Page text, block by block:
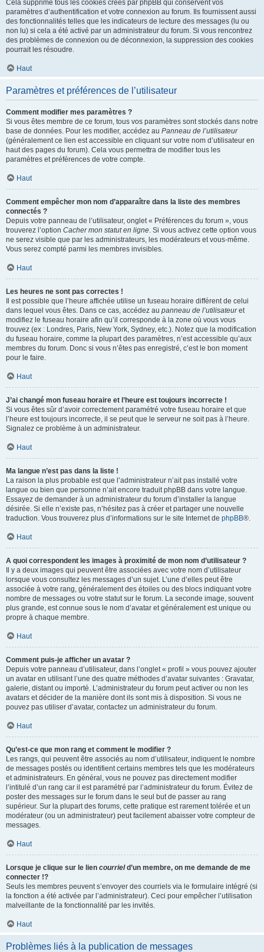
Cela supprime tous les cookies créés par phpBB qui conservent vos
paramètres d’authentification et votre connexion au forum. Ils fournissent aussi
des fonctionnalités telles que les indicateurs de lecture des messages (lu ou
non lu) si cela a été activé par un administrateur du forum. Si vous rencontrez
des problèmes de connexion ou de déconnexion, la suppression des cookies
pourrait les résoudre.
Haut
Paramètres et préférences de l’utilisateur
Comment modifier mes paramètres ?
Si vous êtes membre de ce forum, tous vos paramètres sont stockés dans notre
base de données. Pour les modifier, accédez au Panneau de l’utilisateur
(généralement ce lien est accessible en cliquant sur votre nom d’utilisateur en
haut des pages du forum). Cela vous permettra de modifier tous les
paramètres et préférences de votre compte.
Haut
Comment empêcher mon nom d’apparaître dans la liste des membres
connectés ?
Depuis votre panneau de l’utilisateur, onglet « Préférences du forum », vous
trouverez l’option Cacher mon statut en ligne. Si vous activez cette option vous
ne serez visible que par les administrateurs, les modérateurs et vous-même.
Vous serez compté parmi les membres invisibles.
Haut
Les heures ne sont pas correctes !
Il est possible que l’heure affichée utilise un fuseau horaire différent de celui
dans lequel vous êtes. Dans ce cas, accédez au panneau de l’utilisateuret
modifiez le fuseau horaire afin qu’il corresponde à la zone où vous vous
trouvez (ex : Londres, Paris, New York, Sydney, etc.). Notez que la modification
du fuseau horaire, comme la plupart des paramètres, n’est accessible qu’aux
membres du forum. Donc si vous n’êtes pas enregistré, c’est le bon moment
pour le faire.
Haut
J’ai changé mon fuseau horaire et l’heure est toujours incorrecte !
Si vous êtes sûr d’avoir correctement paramétré votre fuseau horaire et que
l’heure est toujours incorrecte, il se peut que le serveur ne soit pas à l’heure.
Signalez ce problème à un administrateur.
Haut
Ma langue n’est pas dans la liste !
La raison la plus probable est que l’administrateur n’ait pas installé votre
langue ou bien que personne n’ait encore traduit phpBB dans votre langue.
Essayez de demander à un administrateur du forum d’installer la langue
désirée. Si elle n’existe pas, n’hésitez pas à créer et partager une nouvelle
traduction. Vous trouverez plus d’informations sur le site Internet de phpBB®.
Haut
A quoi correspondent les images à proximité de mon nom d’utilisateur ?
Il y a deux images qui peuvent être associées avec votre nom d’utilisateur
lorsque vous consultez les messages d’un sujet. L’une d’elles peut être
associée à votre rang, généralement des étoiles ou des blocs indiquant votre
nombre de messages ou votre statut sur le forum. La seconde image, souvent
plus grande, est connue sous le nom d’avatar et généralement est unique ou
propre à chaque membre.
Haut
Comment puis-je afficher un avatar ?
Depuis votre panneau d’utilisateur, dans l’onglet « profil » vous pouvez ajouter
un avatar en utilisant l’une des quatre méthodes d’avatar suivantes : Gravatar,
galerie, distant ou importé. L’administrateur du forum peut activer ou non les
avatars et décider de la manière dont ils sont mis à disposition. Si vous ne
pouvez pas utiliser d’avatar, contactez un administrateur du forum.
Haut
Qu’est-ce que mon rang et comment le modifier ?
Les rangs, qui peuvent être associés au nom d’utilisateur, indiquent le nombre
de messages postés ou identifient certains membres tels que les modérateurs
et administrateurs. En général, vous ne pouvez pas directement modifier
l’intitulé d’un rang car il est paramétré par l’administrateur du forum. Évitez de
poster des messages sur le forum dans le seul but de passer au rang
supérieur. Sur la plupart des forums, cette pratique est rarement tolérée et un
modérateur (ou un administrateur) peut facilement abaisser votre compteur de
messages.
Haut
Lorsque je clique sur le lien courrield’un membre, on me demande de me
connecter !?
Seuls les membres peuvent s’envoyer des courriels via le formulaire intégré (si
la fonction a été activée par l’administrateur). Ceci pour empêcher l’utilisation
malveillante de la fonctionnalité par les invités.
Haut
Problèmes liés à la publication de messages